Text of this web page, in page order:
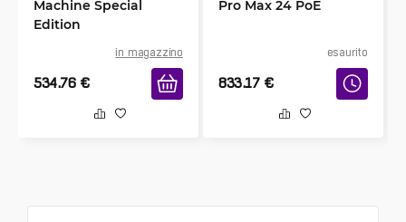
Machine Special
Edition
in magazzino
534.76 €
Pro Max 24 PoE
esaurito
833.17 €